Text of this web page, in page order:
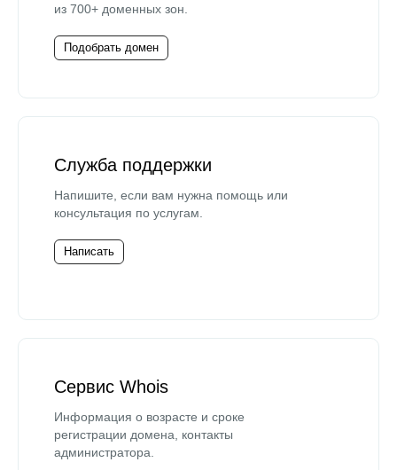
из 700+ доменных зон.
Подобрать домен
Служба поддержки
Напишите, если вам нужна помощь или
консультация по услугам.
Написать
Сервис Whois
Информация о возрасте и сроке
регистрации домена, контакты
администратора.